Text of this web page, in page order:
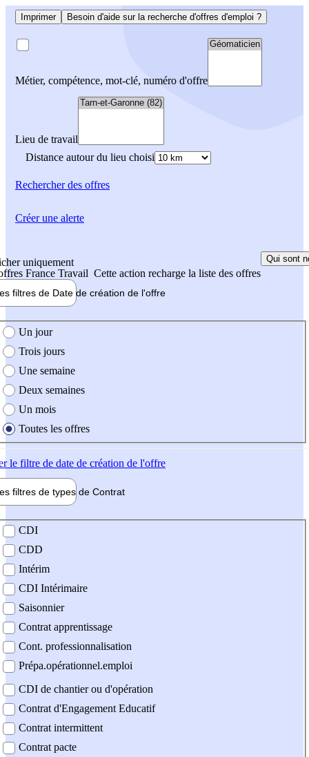
Imprimer Besoin d'aide sur la recherche d'offres d'emploi ?
Métier, compétence, mot-clé, numéro d'offre
Lieu de travail
Distance autour du lieu choisi
Rechercherdes offres
uniquement
France Travail Cette action recharge la liste des offres
Qui sont
filtres de Date de création de l'offre
création de l'offre
Un jour
Trois jours
Une semaine
Deux semaines
Un mois
Toutes les offres
le filtre de date de création de l'offre
filtres de types de Contrat
contrat
CDI
CDD
Intérim
CDI Intérimaire
Saisonnier
Contrat apprentissage
Cont. professionnalisation
Prépa.opérationnel.emploi
CDI de chantier ou d'opération
Contrat d'Engagement Educatif
Contrat intermittent
Contrat pacte
Créer une alerte